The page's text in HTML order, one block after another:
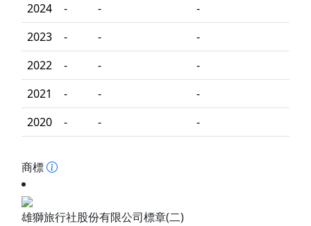
2024
- -
-
2023
- -
-
2022
- -
-
2021
- -
-
2020
- - -
商標
雄獅旅行社股份有限公司標章(二)